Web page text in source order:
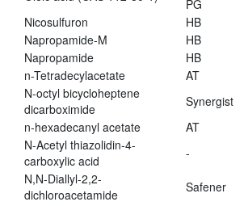
PG
Nicosulfuron
HB
Napropamide-M
HB
Napropamide
HB
n-Tetradecylacetate
AT
N-octyl bicycloheptene
dicarboximide
Synergist
n-hexadecanyl acetate
AT
N-Acetyl thiazolidin-4-
carboxylic acid
-
N,N-Diallyl-2,2-
dichloroacetamide
Safener